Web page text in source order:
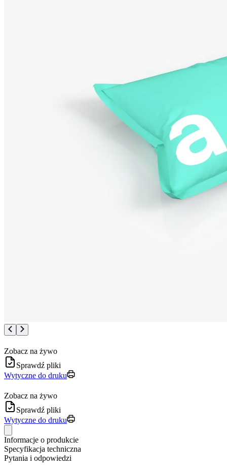
Zobacz na żywo
Sprawdź pliki
Wytyczne do druku
Zobacz na żywo
Sprawdź pliki
Wytyczne do druku
Informacje o produkcie
Specyfikacja techniczna
Pytania i odpowiedzi